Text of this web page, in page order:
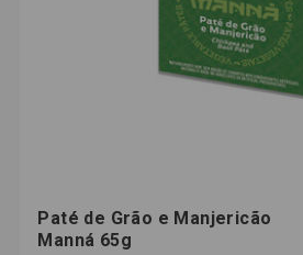
Paté de Grão e Manjericão
Manná 65g